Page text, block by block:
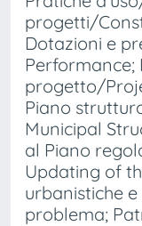
progetti/
Dotazioni e
Performance;
progetto/
Piano
Municipal
al Piano
Updating of
urbanistiche
problema;